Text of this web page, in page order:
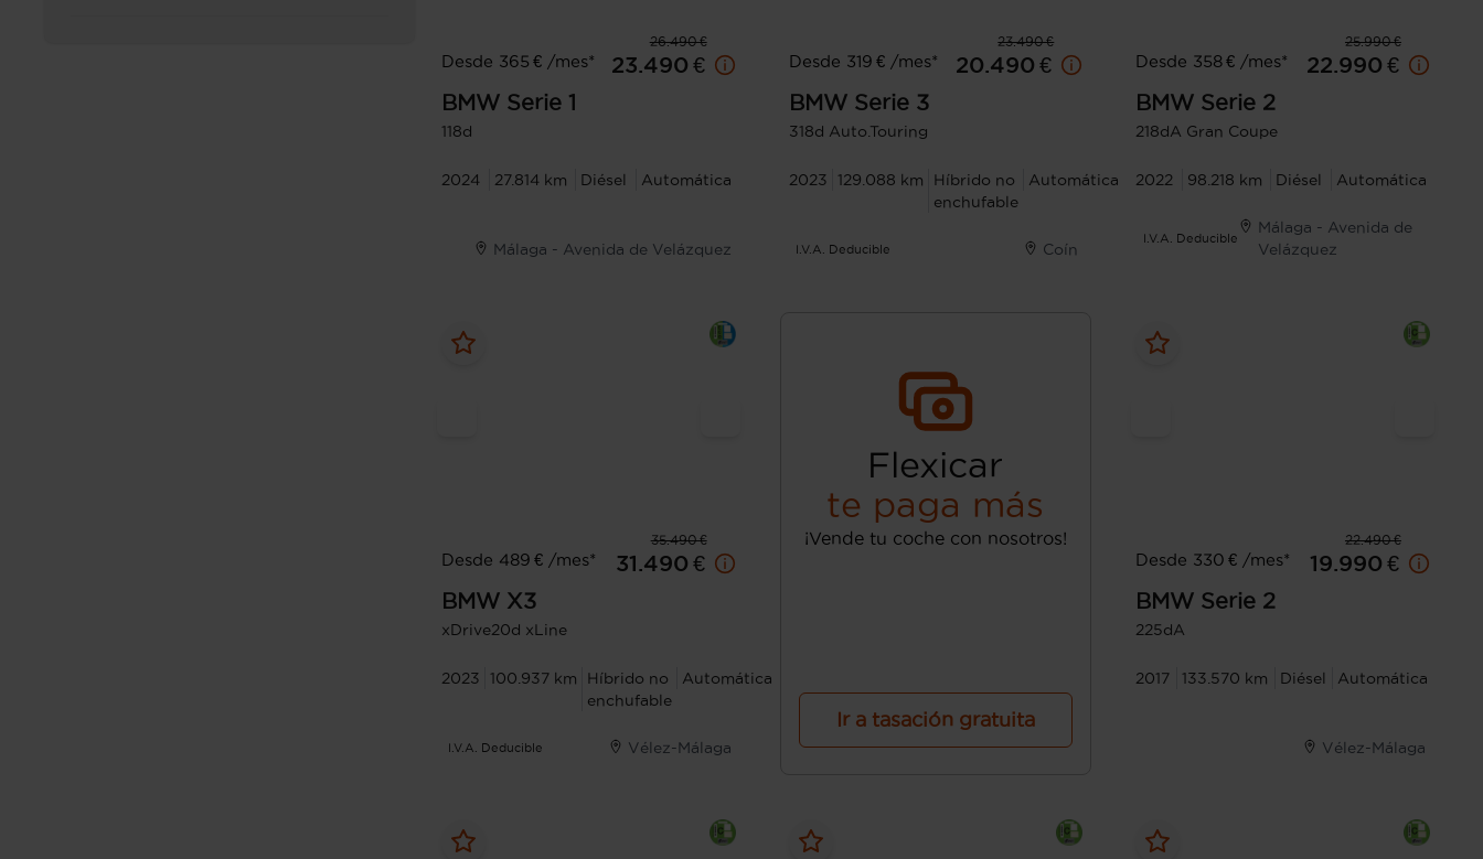
26.490 €
Desde 365 € /mes*
23.490 €
BMW Serie 1
118d
2024 27.814 km Diésel Automática
Málaga - Avenida de Velázquez
23.490 €
Desde 319 € /mes*
20.490 €
BMW Serie 3
318d Auto.Touring
2023 129.088 km
Híbrido no
enchufable
Automática
I.V.A. Deducible Coín
25.990 €
Desde 358 € /mes*
22.990 €
BMW Serie 2
218dA Gran Coupe
2022 98.218 km Diésel Automática
I.V.A. Deducible
Málaga - Avenida de
Velázquez
35.490 €
Desde 489 € /mes*
31.490 €
BMW X3
xDrive20d xLine
2023 100.937 km
Híbrido no
enchufable
Automática
I.V.A. Deducible Vélez-Málaga
Flexicar
te paga más
¡Vende tu coche con nosotros!
Ir a tasación gratuita
22.490 €
Desde 330 € /mes*
19.990 €
BMW Serie 2
225dA
2017 133.570 km Diésel Automática
Vélez-Málaga